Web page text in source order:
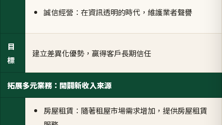
誠信經營：在資訊透明的時代，維護業者聲譽
目
標
建立差異化優勢，贏得客戶長期信任
拓展多元業務：開闢新收入來源
房屋租賃：隨著租屋市場需求增加，提供房屋租賃